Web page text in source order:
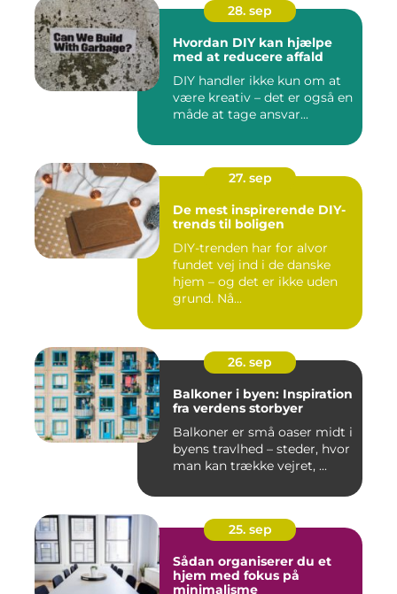
28. sep
Hvordan DIY kan hjælpe
med at reducere affald
DIY handler ikke kun om at
være kreativ – det er også en
måde at tage ansvar...
27. sep
De mest inspirerende DIY-
trends til boligen
DIY-trenden har for alvor
fundet vej ind i de danske
hjem – og det er ikke uden
grund. Nå...
26. sep
Balkoner i byen: Inspiration
fra verdens storbyer
Balkoner er små oaser midt i
byens travlhed – steder, hvor
man kan trække vejret, ...
25. sep
Sådan organiserer du et
hjem med fokus på
minimalisme